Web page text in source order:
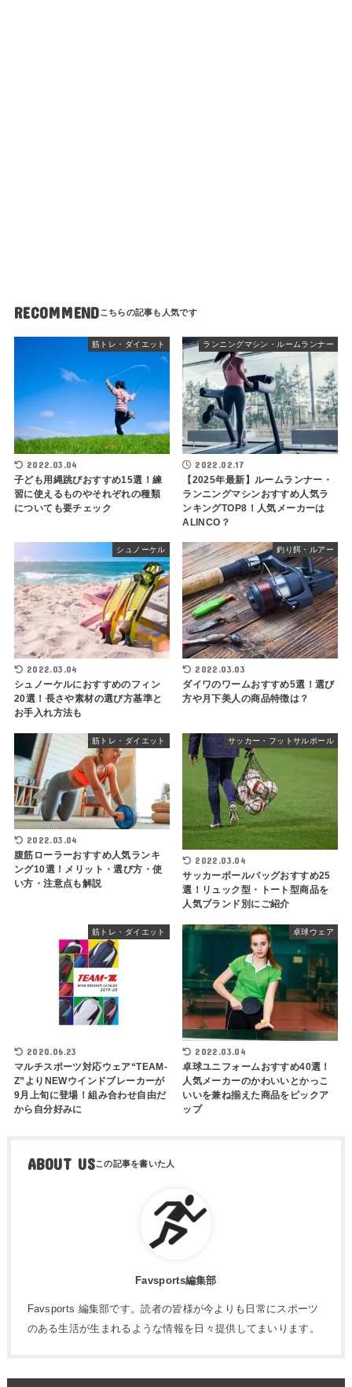
RECOMMEND
筋トレ・ダイエット
2022.03.04
子ども用縄跳びおすすめ15選！練
習に使えるものやそれぞれの種類
についても要チェック
ランニングマシン・ルームランナー
2022.02.17
【2025年最新】ルームランナー・
ランニングマシンおすすめ人気ラ
ンキングTOP8！人気メーカーは
ALINCO？
シュノーケル
2022.03.04
シュノーケルにおすすめのフィン
20選！長さや素材の選び方基準と
お手入れ方法も
釣り餌・ルアー
2022.03.03
ダイワのワームおすすめ5選！選び
方や月下美人の商品特徴は？
筋トレ・ダイエット
2022.03.04
腹筋ローラーおすすめ人気ランキ
ング10選！メリット・選び方・使
い方・注意点も解説
サッカー・フットサルボール
2022.03.04
サッカーボールバッグおすすめ25
選！リュック型・トート型商品を
人気ブランド別にご紹介
筋トレ・ダイエット
2020.06.23
マルチスポーツ対応ウェア“TEAM-
Z”よりNEWウインドブレーカーが
9月上旬に登場！組み合わせ自由だ
から自分好みに
卓球ウェア
2022.03.04
卓球ユニフォームおすすめ40選！
人気メーカーのかわいいとかっこ
いいを兼ね揃えた商品をピックア
ップ
ABOUT US
Favsports編集部
Favsports 編集部です。読者の皆様が今よりも日常にスポーツ
のある生活が生まれるような情報を日々提供してまいります。